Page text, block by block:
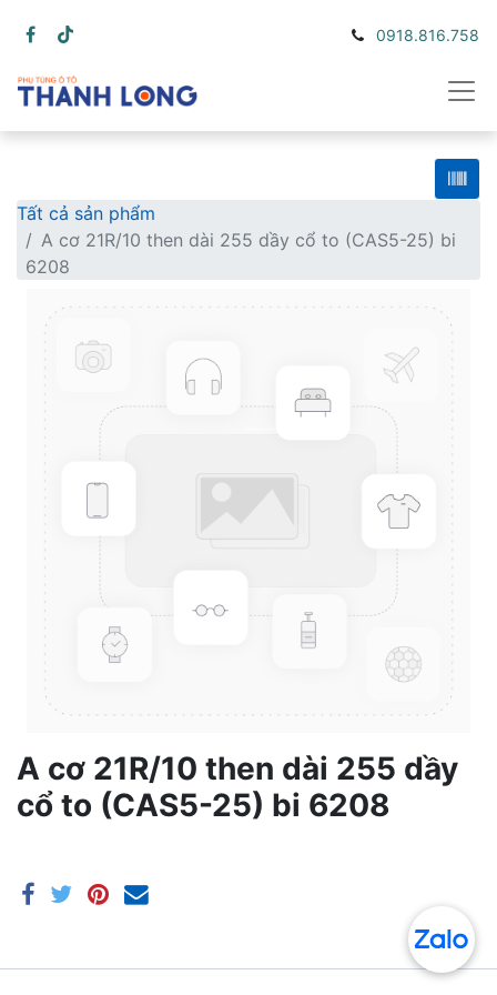
0918.816.758
Tất cả sản phẩm
A cơ 21R/10 then dài 255 dầy cổ to (CAS5-25) bi
6208
A cơ 21R/10 then dài 255 dầy
cổ to (CAS5-25) bi 6208